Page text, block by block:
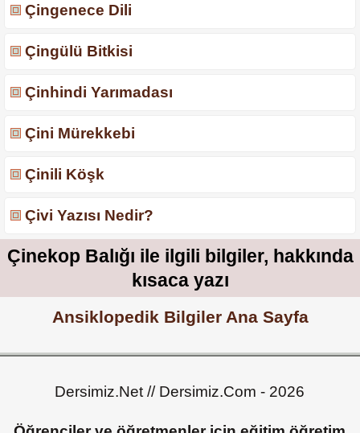
Çingenece Dili
Çingülü Bitkisi
Çinhindi Yarımadası
Çini Mürekkebi
Çinili Köşk
Çivi Yazısı Nedir?
Çinekop Balığı ile ilgili bilgiler, hakkında
kısaca yazı
Ansiklopedik Bilgiler Ana Sayfa
Dersimiz.Net // Dersimiz.Com - 2026